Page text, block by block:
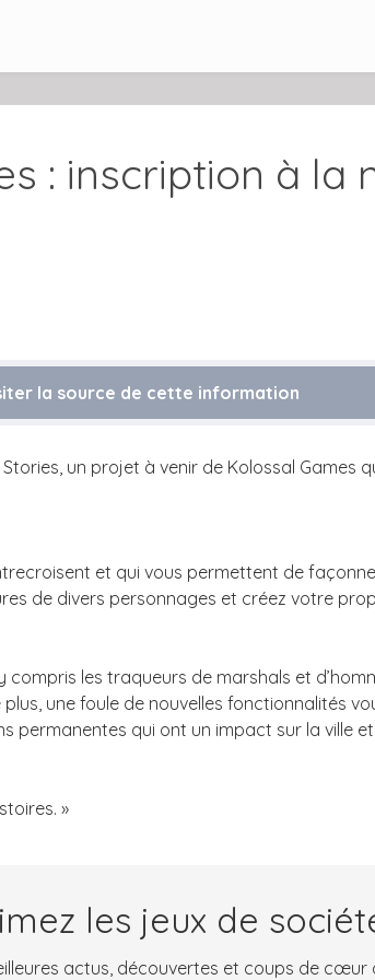
: inscription à la
la source de cette information
un projet à venir de Kolossal Games
et qui vous permettent de
de divers personnages et créez votre
les traqueurs de marshals et
une foule de nouvelles fonctionnalités
permanentes qui ont un impact sur la ville et
»
les jeux de
actus, découvertes et coups de cœur